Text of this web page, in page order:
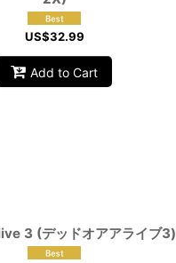
US$32.99
Add to Cart
3 (デッドオアアライブ3)